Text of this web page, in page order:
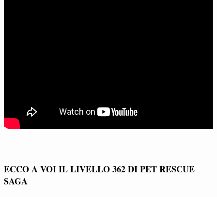
ECCO A VOI IL LIVELLO 362 DI PET RESCUE
SAGA